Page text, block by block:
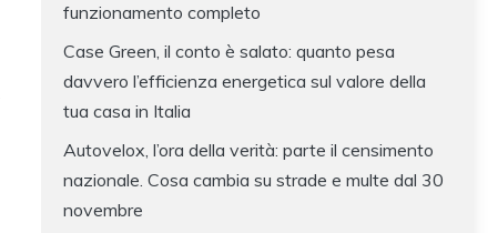
funzionamento completo
Case Green, il conto è salato: quanto pesa
davvero l’efficienza energetica sul valore della
tua casa in Italia
Autovelox, l’ora della verità: parte il censimento
nazionale. Cosa cambia su strade e multe dal 30
novembre